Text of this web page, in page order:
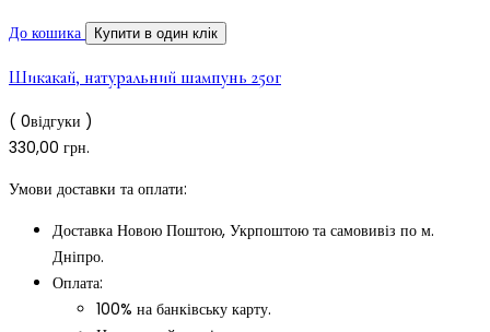
До кошика Купити в один клік
Шикакай, натуральний шампунь 250г
( 0відгуки )
330,00 грн.
Умови доставки та оплати:
Доставка Новою Поштою, Укрпоштою та самовивіз по м.
Дніпро.
Оплата:
100% на банківську карту.